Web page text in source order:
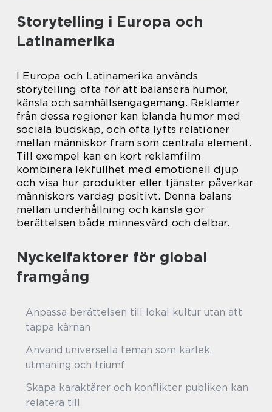
Storytelling i Europa och
Latinamerika
I Europa och Latinamerika används
storytelling ofta för att balansera humor,
känsla och samhällsengagemang. Reklamer
från dessa regioner kan blanda humor med
sociala budskap, och ofta lyfts relationer
mellan människor fram som centrala element.
Till exempel kan en kort reklamfilm
kombinera lekfullhet med emotionell djup
och visa hur produkter eller tjänster påverkar
människors vardag positivt. Denna balans
mellan underhållning och känsla gör
berättelsen både minnesvärd och delbar.
Nyckelfaktorer för global
framgång
Anpassa berättelsen till lokal kultur utan att
tappa kärnan
Använd universella teman som kärlek,
utmaning och triumf
Skapa karaktärer och konflikter publiken kan
relatera till